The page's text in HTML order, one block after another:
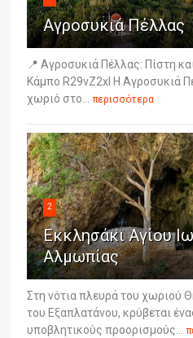
Αγροσυκιά Πέλλας
📍 Αγροσυκιά Πέλλας: Πίστη
Κάμπο R29vZ2xl Η Αγροσυκιά
χωριό στο...
περισσότερα
2
Εκκλησάκι Αγίου
Αλμωπίας
Στη νότια πλευρά του χωριού
του Εξαπλατάνου, κρύβεται
υποβλητικούς προορισμούς...